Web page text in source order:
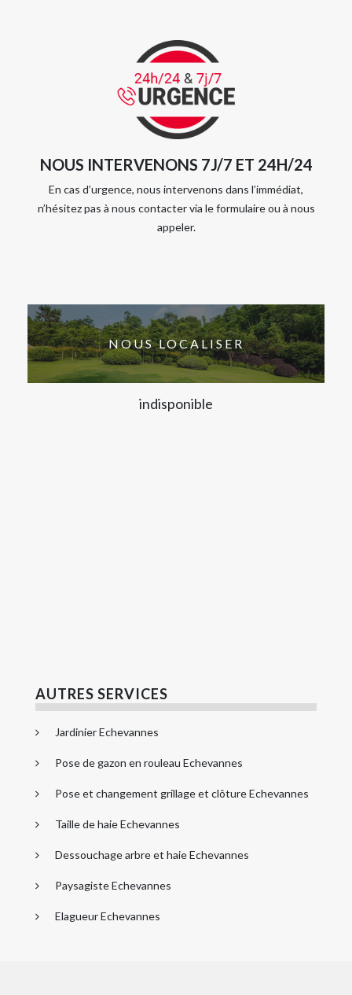
NOUS INTERVENONS 7J/7 ET 24H/24
En cas d’urgence, nous intervenons dans l’immédiat,
n’hésitez pas à nous contacter via le formulaire ou à nous
appeler.
NOUS LOCALISER
indisponible
AUTRES SERVICES
Jardinier Echevannes
Pose de gazon en rouleau Echevannes
Pose et changement grillage et clôture Echevannes
Taille de haie Echevannes
Dessouchage arbre et haie Echevannes
Paysagiste Echevannes
Elagueur Echevannes